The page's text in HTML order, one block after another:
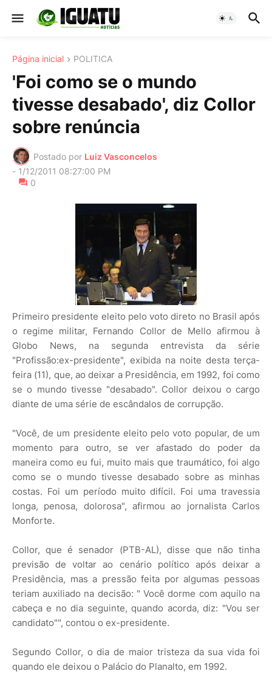
Página inicial POLITICA
'Foi como se o mundo
tivesse desabado', diz Collor
sobre renúncia
Postado por Luiz Vasconcelos
- 1/12/2011 08:27:00 PM
0
Primeiro presidente eleito pelo voto direto no Brasil após
o regime militar, Fernando Collor de Mello afirmou à
Globo News, na segunda entrevista da série
"Profissão:ex-presidente", exibida na noite desta terça-
feira (11), que, ao deixar a Presidência, em 1992, foi como
se o mundo tivesse "desabado". Collor deixou o cargo
diante de uma série de escândalos de corrupção.
"Você, de um presidente eleito pelo voto popular, de um
momento para outro, se ver afastado do poder da
maneira como eu fui, muito mais que traumático, foi algo
como se o mundo tivesse desabado sobre as minhas
costas. Foi um período muito difícil. Foi uma travessia
longa, penosa, dolorosa", afirmou ao jornalista Carlos
Monforte.
Collor, que é senador (PTB-AL), disse que não tinha
previsão de voltar ao cenário político após deixar a
Presidência, mas a pressão feita por algumas pessoas
teriam auxiliado na decisão: " Você dorme com aquilo na
cabeça e no dia seguinte, quando acorda, diz: "Vou ser
candidato"", contou o ex-presidente.
Segundo Collor, o dia de maior tristeza da sua vida foi
quando ele deixou o Palácio do Planalto, em 1992.